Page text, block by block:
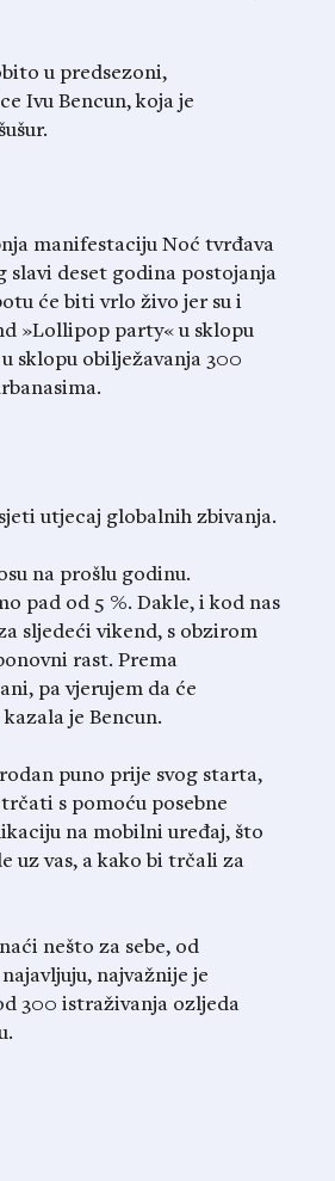
u predsezoni,
Ivu Bencun, koja je
manifestaciju Noć tvrđava
slavi deset godina postojanja
će biti vrlo živo jer su i
»Lollipop party« u sklopu
sklopu obilježavanja 300
utjecaj globalnih zbivanja.
na prošlu godinu.
pad od 5 %. Dakle, i kod nas
sljedeći vikend, s obzirom
rast. Prema
pa vjerujem da će
je Bencun.
puno prije svog starta,
s pomoću posebne
na mobilni uređaj, što
uz vas, a kako bi trčali za
nešto za sebe, od
najvažnije je
300 istraživanja ozljeda